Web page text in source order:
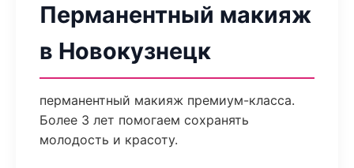
Перманентный макияж
в Новокузнецк
перманентный макияж премиум-класса.
Более 3 лет помогаем сохранять
молодость и красоту.